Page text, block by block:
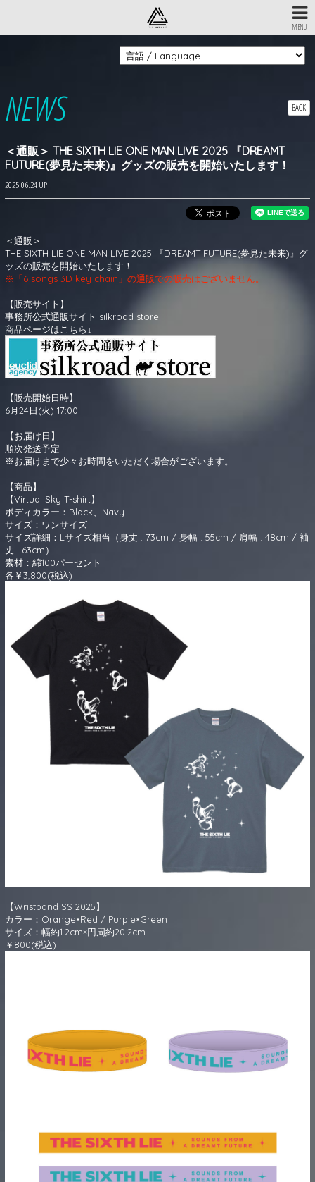
MENU
NEWS BACK
＜通販＞ THE SIXTH LIE ONE MAN LIVE 2025 『DREAMT
FUTURE(夢見た未来)』グッズの販売を開始いたします！
2025.06.24 UP
＜通販＞
THE SIXTH LIE ONE MAN LIVE 2025 『DREAMT FUTURE(夢見た未来)』グ
ッズの販売を開始いたします！
※「6 songs 3D key chain」の通販での販売はございません。
【販売サイト】
事務所公式通販サイト silkroad store
商品ページはこちら↓
【販売開始日時】
6月24日(火) 17:00
【お届け日】
順次発送予定
※お届けまで少々お時間をいただく場合がございます。
【商品】
【Virtual Sky T-shirt】
ボディカラー：Black、Navy
サイズ：ワンサイズ
サイズ詳細：Lサイズ相当（身丈 : 73cm / 身幅 : 55cm / 肩幅 : 48cm / 袖
丈 : 63cm）
素材：綿100パーセント
各￥3,800(税込)
【Wristband SS 2025】
カラー：Orange×Red / Purple×Green
サイズ：幅約1.2cm×円周約20.2cm
￥800(税込)